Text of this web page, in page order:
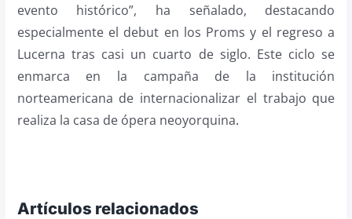
evento histórico”, ha señalado, destacando
especialmente el debut en los Proms y el regreso a
Lucerna tras casi un cuarto de siglo. Este ciclo se
enmarca en la campaña de la institución
norteamericana de internacionalizar el trabajo que
realiza la casa de ópera neoyorquina.
Artículos relacionados